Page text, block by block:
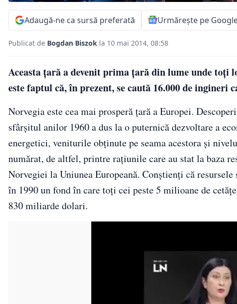
Adaugă-ne ca sursă preferată Urmărește pe
Publicat de Bogdan Biszok la 10 mai 2014, 08:58
Aceasta țară a devenit prima ţară din lume unde
este faptul că, în prezent, se caută 16.000 de ingineri
Norvegia este cea mai prosperă țară a Europei.
sfârşitul anilor 1960 a dus la o puternică dezvoltare a
energetici, veniturile obţinute pe seama acestora şi
numărat, de altfel, printre raţiunile care au stat la baza
Norvegiei la Uniunea Europeană. Conştienţi că
în 1990 un fond în care toţi cei peste 5 milioane de
830 miliarde dolari.